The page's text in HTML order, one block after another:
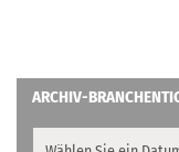
ARCHIV-